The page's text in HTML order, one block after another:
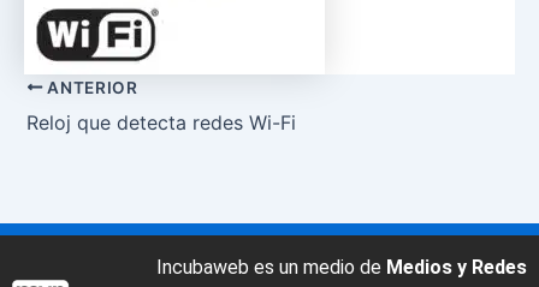
ANTERIOR
Reloj que detecta redes Wi-Fi
Incubaweb es un medio de Medios y Redes